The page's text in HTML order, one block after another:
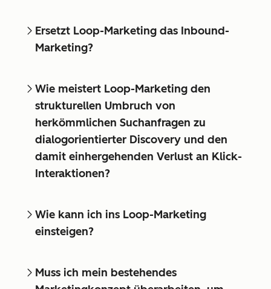
Ersetzt Loop-Marketing das Inbound-
Marketing?
Wie meistert Loop-Marketing den
strukturellen Umbruch von
herkömmlichen Suchanfragen zu
dialogorientierter Discovery und den
damit einhergehenden Verlust an Klick-
Interaktionen?
Wie kann ich ins Loop-Marketing
einsteigen?
Muss ich mein bestehendes